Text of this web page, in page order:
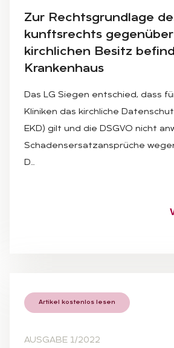
Zur Rechts­grund­la­ge
kunfts­rechts
kirch­li­chen Be­sitz
Kran­ken­haus
Das LG Siegen entschied, dass
Kliniken das kirchliche
EKD) gilt und die DSGVO nicht
Schadensersatzansprüche
D…
Artikel kostenlos lesen
AUSGABE 1/2022